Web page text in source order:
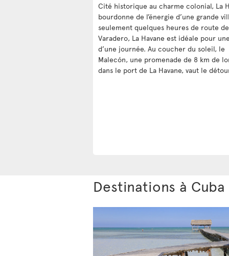
Cité historique au charme colonial, La
bourdonne de l’énergie d’une grande
seulement quelques heures de route de
Varadero, La Havane est idéale pour
d’une journée. Au coucher du soleil, le
Malecón, une promenade de 8 km de
dans le port de La Havane, vaut le
Destinations à Cuba